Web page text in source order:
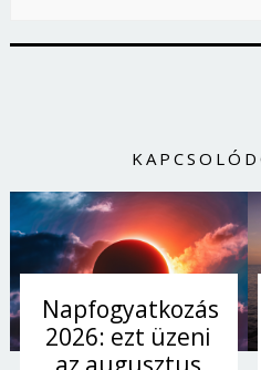
Napfogyatkozás
2026: ezt üzeni